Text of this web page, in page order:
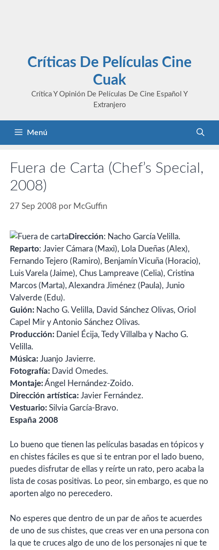
Críticas De Películas Cine
Cuak
Crítica Y Opinión De Películas De Cine Español Y
Extranjero
Menú
Fuera de Carta (Chef’s Special,
2008)
27 Sep 2008 por McGuffin
Dirección: Nacho García Velilla.
Reparto: Javier Cámara (Maxi), Lola Dueñas (Alex),
Fernando Tejero (Ramiro), Benjamín Vicuña (Horacio),
Luis Varela (Jaime), Chus Lampreave (Celia), Cristina
Marcos (Marta), Alexandra Jiménez (Paula), Junio
Valverde (Edu).
Guión: Nacho G. Velilla, David Sánchez Olivas, Oriol
Capel Mir y Antonio Sánchez Olivas.
Producción: Daniel Écija, Tedy Villalba y Nacho G.
Velilla.
Música: Juanjo Javierre.
Fotografía: David Omedes.
Montaje:Ángel Hernández-Zoido.
Dirección artística: Javier Fernández.
Vestuario: Silvia García-Bravo.
España 2008
Lo bueno que tienen las películas basadas en tópicos y
en chistes fáciles es que si te entran por el lado bueno,
puedes disfrutar de ellas y reírte un rato, pero acaba la
lista de cosas positivas. Lo peor, sin embargo, es que no
aporten algo no perecedero.
No esperes que dentro de un par de años te acuerdes
de uno de sus chistes, que creas ver en una persona con
la que te cruces algo de uno de los personajes ni que te